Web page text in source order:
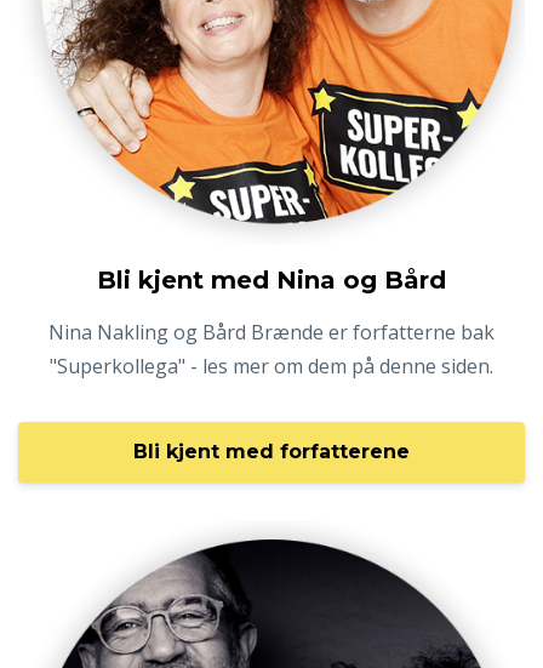
Bli kjent med Nina og Bård
Nina Nakling og Bård Brænde er forfatterne bak
"Superkollega" - les mer om dem på denne siden.
Bli kjent med forfatterene